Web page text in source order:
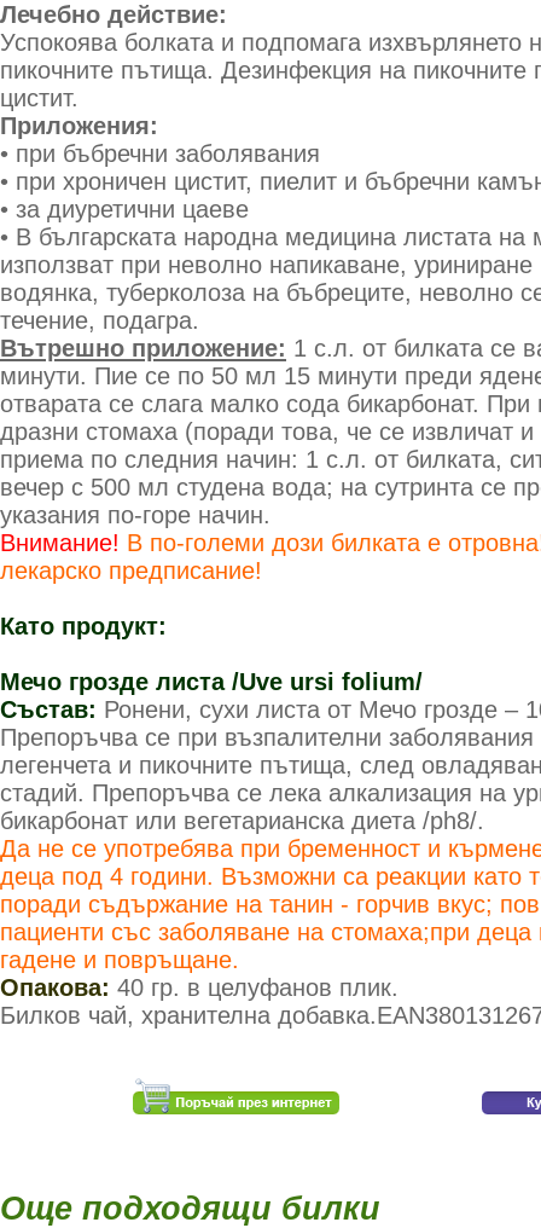
Лечебно действие:
Успокоява болката и подпомага изхвърлянето
пикочните пътища. Дезинфекция на пикочните
цистит.
Приложения:
• при бъбречни заболявания
• при хроничен цистит, пиелит и бъбречни
• за диуретични цаеве
• В българската народна медицина листата на
използват при неволно напикаване,
водянка, туберколоза на бъбреците, неволно
течение, подагра.
Вътрешно приложение: 1 с.л. от билката се
минути. Пие се по 50 мл 15 минути преди
отварата се слага малко сода бикарбонат. При
дразни стомаха (поради това, че се извличат и
приема по следния начин: 1 с.л. от билката,
вечер с 500 мл студена вода; на сутринта се
указания по-горе начин.
Внимание! В по-големи дози билката е
лекарско предписание!
Като продукт:
Мечо грозде листа /Uve ursi folium/
Състав: Ронени, сухи листа от Мечо грозде –
Препоръчва се при възпалителни заболявания
легенчета и пикочните пътища, след
стадий. Препоръчва се лека алкализация на
бикарбонат или вегетарианска диета /ph8/.
Да не се употребява при бременност и
деца под 4 години. Възможни са реакции като
поради съдържание на танин - горчив вкус;
пациенти със заболяване на стомаха;при
гадене и повръщане.
Опакова: 40 гр. в целуфанов плик.
Билков чай, хранителна
Още подходящи билки